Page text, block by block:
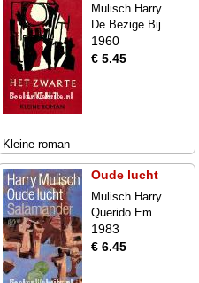
Mulisch Harry
De Bezige Bij
1960
€ 5.45
Kleine roman
Oude lucht
Mulisch Harry
Querido Em.
1983
€ 6.45